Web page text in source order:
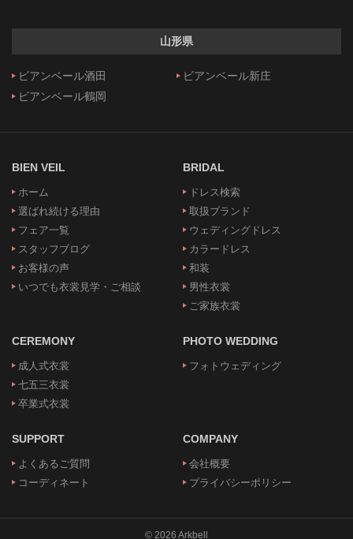
山形県
ビアンベール酒田
ビアンベール新庄
ビアンベール鶴岡
BIEN VEIL
ホーム
選ばれ続ける理由
フェア一覧
スタッフブログ
お客様の声
いつでも衣裳見学・ご相談
BRIDAL
ドレス検索
取扱ブランド
ウェディングドレス
カラードレス
和装
男性衣裳
ご家族衣裳
CEREMONY
成人式衣裳
七五三衣裳
卒業式衣裳
PHOTO WEDDING
フォトウェディング
SUPPORT
よくあるご質問
コーディネート
COMPANY
会社概要
プライバシーポリシー
© 2026 Arkbell